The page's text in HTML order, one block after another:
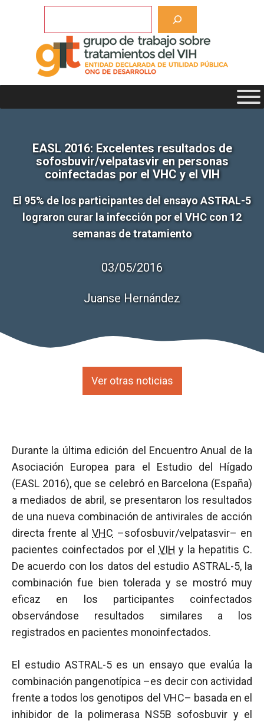
EASL 2016: Excelentes resultados de
sofosbuvir/velpatasvir en personas
coinfectadas por el VHC y el VIH
El 95% de los participantes del ensayo ASTRAL-5
lograron curar la infección por el VHC con 12
semanas de tratamiento
03/05/2016
Juanse Hernández
Ver otras noticias
Durante la última edición del Encuentro Anual de la
Asociación Europea para el Estudio del Hígado
(EASL 2016), que se celebró en Barcelona (España)
a mediados de abril, se presentaron los resultados
de una nueva combinación de antivirales de acción
directa frente alVHC –sofosbuvir/velpatasvir– en
pacientes coinfectados por el VIH y la hepatitis C.
De acuerdo con los datos del estudio ASTRAL-5, la
combinación fue bien tolerada y se mostró muy
eficaz en los participantes coinfectados
observándose resultados similares a los
registrados en pacientes monoinfectados.
El estudio ASTRAL-5 es un ensayo que evalúa la
combinación pangenotípica –es decir con actividad
frente a todos los genotipos del VHC– basada en el
inhibidor de la polimerasa NS5B sofosbuvir y el